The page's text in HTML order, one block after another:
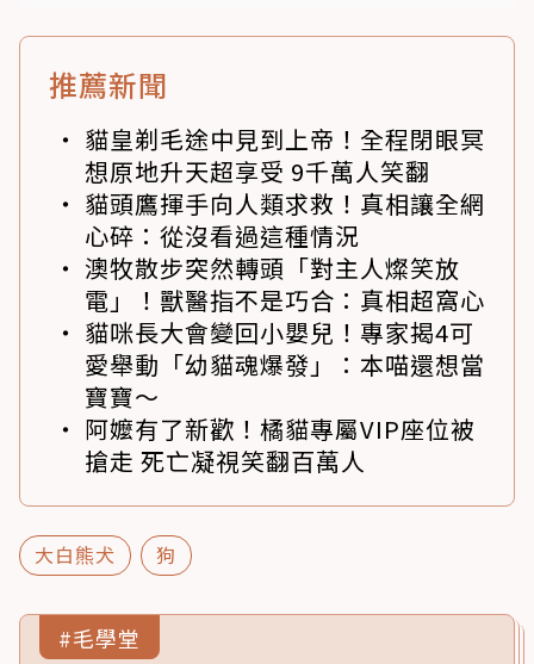
推薦新聞
貓皇剃毛途中見到上帝！全程閉眼冥
想原地升天超享受 9千萬人笑翻
貓頭鷹揮手向人類求救！真相讓全網
心碎：從沒看過這種情況
澳牧散步突然轉頭「對主人燦笑放
電」！獸醫指不是巧合：真相超窩心
貓咪長大會變回小嬰兒！專家揭4可
愛舉動「幼貓魂爆發」：本喵還想當
寶寶～
阿嬤有了新歡！橘貓專屬VIP座位被
搶走 死亡凝視笑翻百萬人
大白熊犬 狗
#毛學堂